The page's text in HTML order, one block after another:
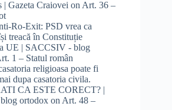
| Gazeta Craiovei on Art. 36 –
Ro-Exit: PSD vrea ca
treacă în Constituție
UE | SACCSIV - blog
1 – Statul român
religioasa poate fi
dupa casatoria civila.
CA ESTE CORECT? |
ortodox on Art. 48 –